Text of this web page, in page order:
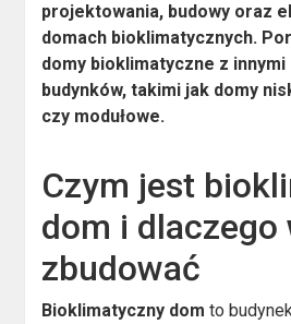
projektowania, budowy oraz
domach bioklimatycznych.
domy bioklimatyczne z
budynków, takimi jak domy
czy modułowe.
Czym jest
dom i dlaczego
zbudować
Bioklimatyczny dom to